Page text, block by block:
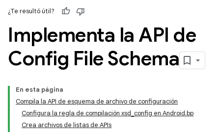
¿Te resultó útil?
Implementa la API de
Config File Schema
En esta página
Compila la API de esquema de archivo de configuración
Configura la regla de compilación xsd_config en Android.bp
Crea archivos de listas de APIs